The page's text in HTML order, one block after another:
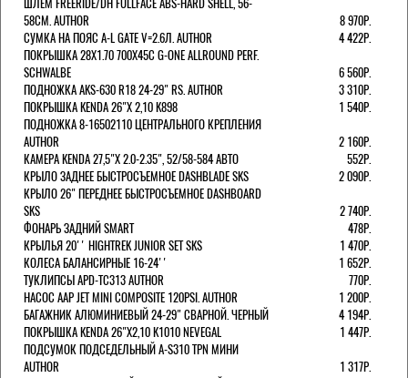
58СМ. AUTHOR
8 970Р.
СУМКА НА ПОЯС A-L GATE V=2.6Л. AUTHOR
4 422Р.
ПОКРЫШКА 28X1.70 700X45C G-ONE ALLROUND PERF.
SCHWALBE
6 560Р.
ПОДНОЖКА AKS-630 R18 24-29" RS. AUTHOR
3 310Р.
ПОКРЫШКА KENDA 26"Х 2,10 K898
1 540Р.
ПОДНОЖКА 8-16502110 ЦЕНТРАЛЬНОГО КРЕПЛЕНИЯ
AUTHOR
2 160Р.
КАМЕРА KENDA 27,5"Х 2.0-2.35", 52/58-584 АВТО
552Р.
КРЫЛО ЗАДНЕЕ БЫСТРОСЪЕМНОЕ DASHBLADE SKS
2 090Р.
КРЫЛО 26" ПЕРЕДНЕЕ БЫСТРОСЪЕМНОЕ DASHBOARD
SKS
2 740Р.
ФОНАРЬ ЗАДНИЙ SMART
478Р.
КРЫЛЬЯ 20'' HIGHTREK JUNIOR SET SKS
1 470Р.
КОЛЕСА БАЛАНСИРНЫЕ 16-24''
1 652Р.
ТУКЛИПСЫ APD-TC313 AUTHOR
770Р.
НАСОС AAP JET MINI COMPOSITE 120PSI. AUTHOR
1 200Р.
БАГАЖНИК АЛЮМИНИЕВЫЙ 24-29" СВАРНОЙ. ЧЕРНЫЙ
4 194Р.
ПОКРЫШКА KENDA 26"Х2,10 K1010 NEVEGAL
1 447Р.
ПОДСУМОК ПОДСЕДЕЛЬНЫЙ A-S310 TPN МИНИ
AUTHOR
1 317Р.